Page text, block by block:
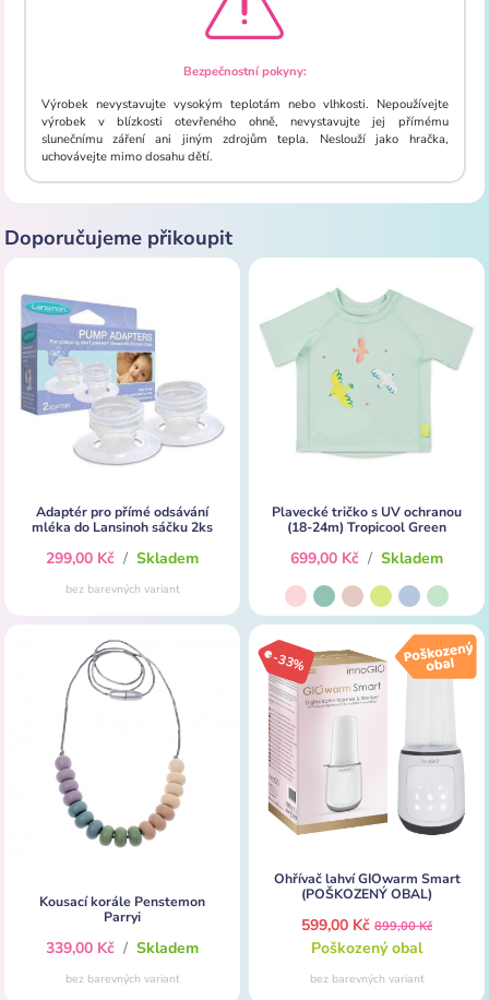
Bezpečnostní pokyny:
Výrobek nevystavujte vysokým teplotám nebo vlhkosti. Nepoužívejte
výrobek v blízkosti otevřeného ohně, nevystavujte jej přímému
slunečnímu záření ani jiným zdrojům tepla. Neslouží jako hračka,
uchovávejte mimo dosahu dětí.
Doporučujeme přikoupit
Adaptér pro přímé odsávání
mléka do Lansinoh sáčku 2ks
299,00 Kč / Skladem
bez barevných variant
Plavecké tričko s UV ochranou
(18-24m) Tropicool Green
699,00 Kč / Skladem
Kousací korále Penstemon
Parryi
339,00 Kč / Skladem
bez barevných variant
-33%
Ohřívač lahví GIOwarm Smart
(POŠKOZENÝ OBAL)
599,00 Kč 899,00 Kč
Poškozený obal
bez barevných variant